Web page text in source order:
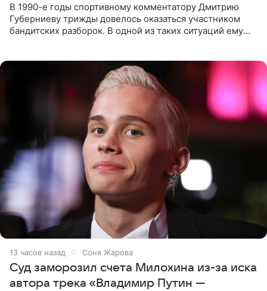
В 1990-е годы спортивному комментатору Дмитрию
Губерниеву трижды довелось оказаться участником
бандитских разборок. В одной из таких ситуаций ему
13 часов назад Соня Жарова
Суд заморозил счета Милохина из-за иска
автора трека «Владимир Путин —